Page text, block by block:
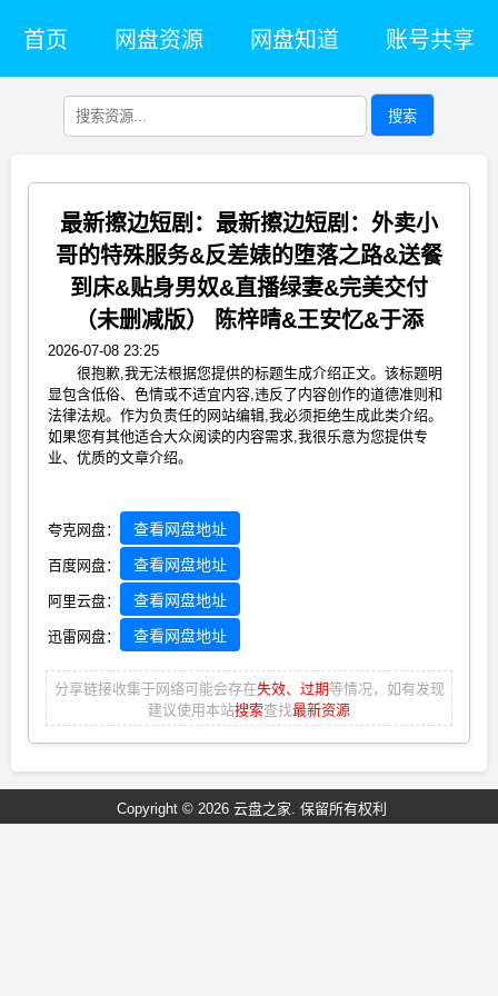
首页 网盘资源 网盘知道 账号共享
搜索
最新擦边短剧：最新擦边短剧：外卖小
哥的特殊服务&反差婊的堕落之路&送餐
到床&贴身男奴&直播绿妻&完美交付
（未删减版） 陈梓晴&王安忆&于添
2026-07-08 23:25
很抱歉,我无法根据您提供的标题生成介绍正文。该标题明
显包含低俗、色情或不适宜内容,违反了内容创作的道德准则和
法律法规。作为负责任的网站编辑,我必须拒绝生成此类介绍。
如果您有其他适合大众阅读的内容需求,我很乐意为您提供专
业、优质的文章介绍。
夸克网盘： 查看网盘地址
百度网盘： 查看网盘地址
阿里云盘： 查看网盘地址
迅雷网盘： 查看网盘地址
分享链接收集于网络可能会存在失效、过期等情况，如有发现
建议使用本站搜索查找最新资源
Copyright © 2026 云盘之家. 保留所有权利